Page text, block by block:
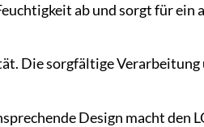
ab und sorgt für ein
Die sorgfältige Verarbeitung
Design macht den